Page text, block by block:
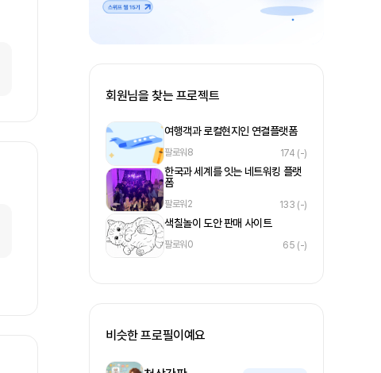
회원님을 찾는 프로젝트
여행객과 로컬현지인 연결플랫폼
팔로워8 174 (-)
한국과 세계를 잇는 네트워킹 플랫
폼
팔로워2 133 (-)
색칠놀이 도안 판매 사이트
팔로워0 65 (-)
비슷한 프로필이예요